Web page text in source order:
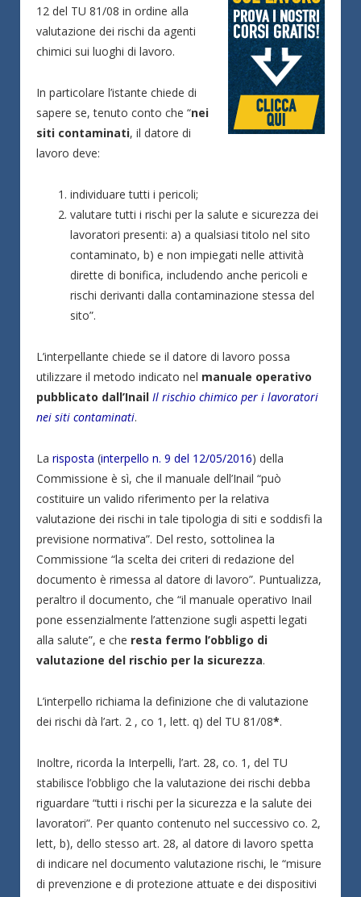
12 del TU 81/08 in ordine alla
valutazione dei rischi da agenti
chimici sui luoghi di lavoro.
In particolare l’istante chiede di
sapere se, tenuto conto che “nei
siti contaminati, il datore di
lavoro deve:
individuare tutti i pericoli;
valutare tutti i rischi per la salute e sicurezza dei
lavoratori presenti: a) a qualsiasi titolo nel sito
contaminato, b) e non impiegati nelle attività
dirette di bonifica, includendo anche pericoli e
rischi derivanti dalla contaminazione stessa del
sito”.
L’interpellante chiede se il datore di lavoro possa
utilizzare il metodo indicato nel manuale operativo
pubblicato dall’Inail Il rischio chimico per i lavoratori
nei siti contaminati.
La risposta (interpello n. 9 del 12/05/2016) della
Commissione è sì, che il manuale dell’Inail “può
costituire un valido riferimento per la relativa
valutazione dei rischi in tale tipologia di siti e soddisfi la
previsione normativa”. Del resto, sottolinea la
Commissione “la scelta dei criteri di redazione del
documento è rimessa al datore di lavoro”. Puntualizza,
peraltro il documento, che “il manuale operativo Inail
pone essenzialmente l’attenzione sugli aspetti legati
alla salute”, e che resta fermo l’obbligo di
valutazione del rischio per la sicurezza.
L’interpello richiama la definizione che di valutazione
dei rischi dà l’art. 2 , co 1, lett. q) del TU 81/08*.
Inoltre, ricorda la Interpelli, l’art. 28, co. 1, del TU
stabilisce l’obbligo che la valutazione dei rischi debba
riguardare “tutti i rischi per la sicurezza e la salute dei
lavoratori”. Per quanto contenuto nel successivo co. 2,
lett, b), dello stesso art. 28, al datore di lavoro spetta
di indicare nel documento valutazione rischi, le “misure
di prevenzione e di protezione attuate e dei dispositivi